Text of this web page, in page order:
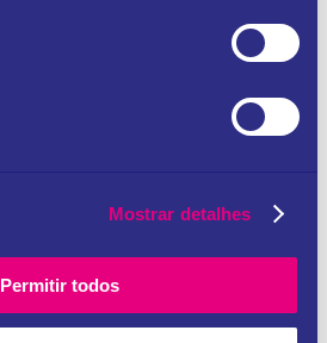
Mostrar detalhes
Permitir todos